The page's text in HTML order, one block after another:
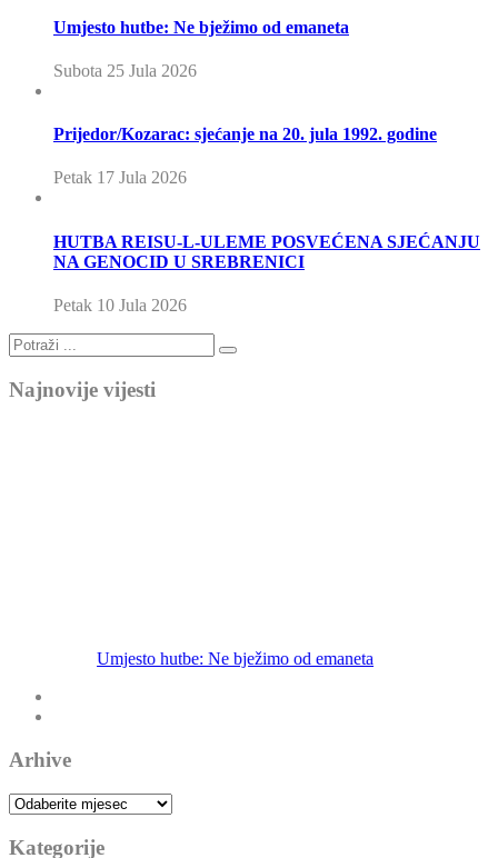
Umjesto hutbe: Ne bježimo od emaneta
Subota 25 Jula 2026
Prijedor/Kozarac: sjećanje na 20. jula 1992. godine
Petak 17 Jula 2026
HUTBA REISU-L-ULEME POSVEĆENA SJEĆANJU
NA GENOCID U SREBRENICI
Petak 10 Jula 2026
Najnovije vijesti
Umjesto hutbe: Ne bježimo od emaneta
Arhive
Arhive
Kategorije